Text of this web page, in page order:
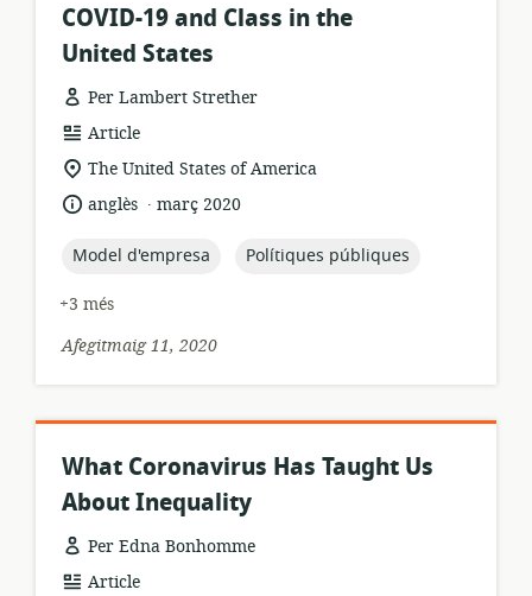
COVID-19 and Class in the
United States
Per Lambert Strether
format
dels
recursos:
Article
ubicació
rellevant:
The United States of America
idioma:
anglès .
data
publicació:
març 2020
topic:
Model d'empresa topic:
Polítiques públiques
+3 més
Afegitmaig 11, 2020
What Coronavirus Has Taught Us
About Inequality
Per Edna Bonhomme
formatArticle